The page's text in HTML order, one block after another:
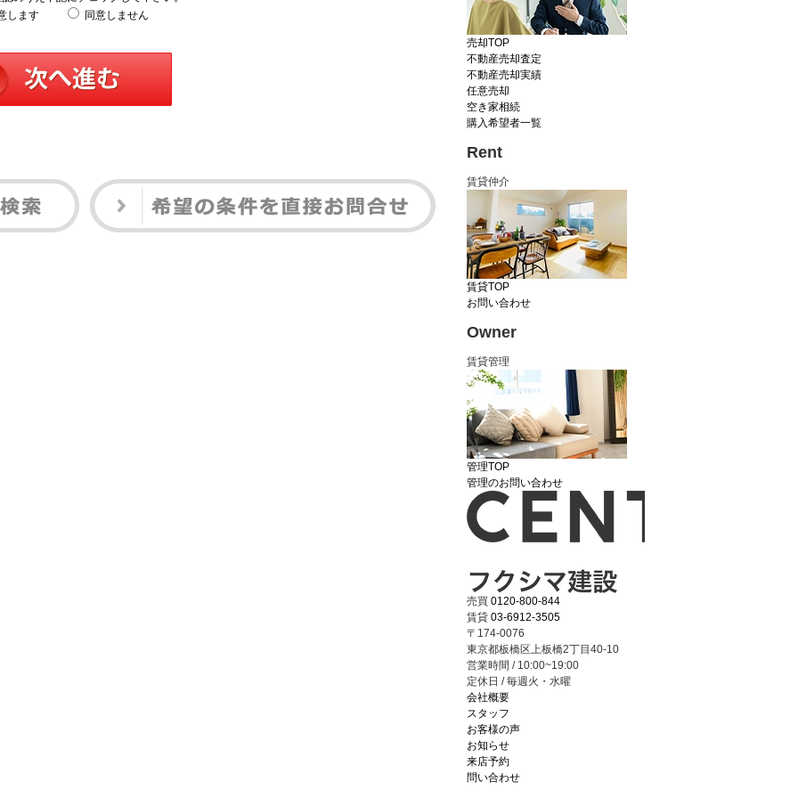
します
同意しません
売却TOP
不動産売却査定
不動産売却実績
任意売却
空き家相続
購入希望者一覧
Rent
賃貸仲介
賃貸TOP
お問い合わせ
Owner
賃貸管理
管理TOP
管理のお問い合わせ
売買 0120-800-844
賃貸 03-6912-3505
〒174-0076
東京都板橋区上板橋2丁目40-10
営業時間 / 10:00~19:00
定休日 / 毎週火・水曜
会社概要
スタッフ
お客様の声
お知らせ
来店予約
問い合わせ